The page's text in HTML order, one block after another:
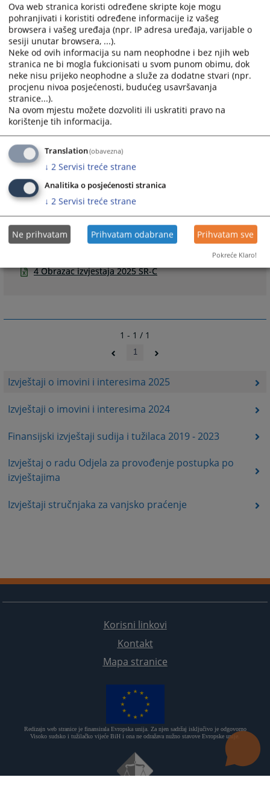
Izvještaji o imovini i interesima 2025
Izvještaji o imovini i interesima 2024
Finansijski izvještaji sudija i tužilaca 2019 - 2023
Izvještaj o radu Odjela za provođenje postupka po
izvještajima
Izvještaji stručnjaka za vanjsko praćenje
adrese:prijava.nepravilnosti@pravosudje.ba
Podnesene prijave će se smatrati prijavama o netačnosti
navoda u izvještaju u smislu odredbe člana 86c. stav (2)
Zakona o VSTS-u BiH, na osnovu kojih će se, u pravilu,
inicirati sprovođenje dodatne provjere Izvještaja. U roku od
60 dana od dana podnošenja, podnosiocu prijave će biti
dostavljena informacija o preduzetim aktivnostima.
1537
Prateći dokumenti
Dopis 15-09-10-929-2/2026
Uputstvo o načinu popunjavanja obrasca izveštaja
4 Obrazac izvjestaja 2025 SR-C
1 - 1 / 1
1
Korisni linkovi
Kontakt
Mapa stranice
Redizajn web stranice je finansirala Evropska unija. Za njen sadržaj isključivo je odgovorno
Visoko sudsko i tužilačko vijeće BiH i ona ne odražava nužno stavove Evropske unije.
Ova web stranica koristi određene skripte koje mogu
pohranjivati i koristiti određene informacije iz vašeg
browsera i vašeg uređaja (npr. IP adresa uređaja, varijable o
sesiji unutar browsera, ...).
Neke od ovih informacija su nam neophodne i bez njih web
stranica ne bi mogla fukcionisati u svom punom obimu, dok
neke nisu prijeko neophodne a služe za dodatne stvari (npr.
procjenu nivoa posjećenosti, budućeg usavršavanja
stranice...).
Na ovom mjestu možete dozvoliti ili uskratiti pravo na
korištenje tih informacija.
Translation(obavezna)
↓ 2 Servisi treće strane
Analitika o posjećenosti stranica
↓ 2 Servisi treće strane
Ne prihvatam Prihvatam odabrane Prihvatam sve
Pokreće Klaro!